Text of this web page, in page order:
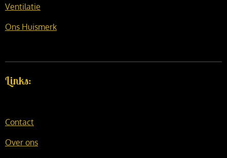
Ventilatie
Ons Huismerk
Links:
Contact
Over ons